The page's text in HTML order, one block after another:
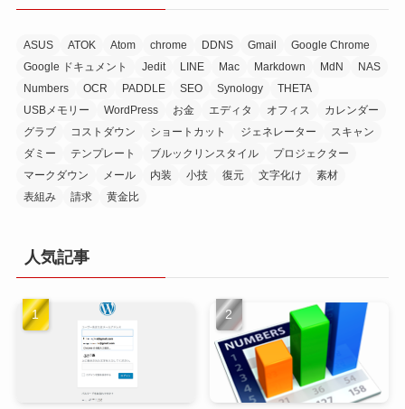
ASUS ATOK Atom chrome DDNS Gmail
Google Chrome
Google ドキュメント
Jedit LINE Mac Markdown MdN
NAS
Numbers
OCR PADDLE SEO Synology
THETA
USBメモリー
WordPress お金 エディタ オフィス
カレンダー
グラブ
コストダウン ショートカット ジェネレーター
スキャン
ダミー
テンプレート ブルックリンスタイル
プロジェクター
マークダウン
メール 内装 小技 復元 文字化け
素材
表組み
請求 黄金比
人気記事